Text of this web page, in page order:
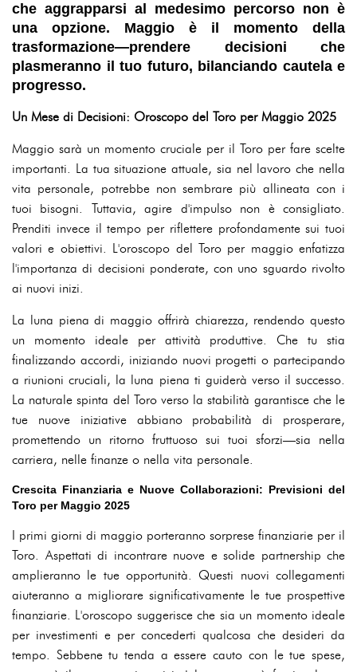
che aggrapparsi al medesimo percorso non è
una opzione. Maggio è il momento della
trasformazione—prendere decisioni che
plasmeranno il tuo futuro, bilanciando cautela e
progresso.
Un Mese di Decisioni: Oroscopo del Toro per Maggio 2025
Maggio sarà un momento cruciale per il Toro per fare scelte
importanti. La tua situazione attuale, sia nel lavoro che nella
vita personale, potrebbe non sembrare più allineata con i
tuoi bisogni. Tuttavia, agire d'impulso non è consigliato.
Prenditi invece il tempo per riflettere profondamente sui tuoi
valori e obiettivi. L'oroscopo del Toro per maggio enfatizza
l'importanza di decisioni ponderate, con uno sguardo rivolto
ai nuovi inizi.
La luna piena di maggio offrirà chiarezza, rendendo questo
un momento ideale per attività produttive. Che tu stia
finalizzando accordi, iniziando nuovi progetti o partecipando
a riunioni cruciali, la luna piena ti guiderà verso il successo.
La naturale spinta del Toro verso la stabilità garantisce che le
tue nuove iniziative abbiano probabilità di prosperare,
promettendo un ritorno fruttuoso sui tuoi sforzi—sia nella
carriera, nelle finanze o nella vita personale.
Crescita Finanziaria e Nuove Collaborazioni: Previsioni del
Toro per Maggio 2025
I primi giorni di maggio porteranno sorprese finanziarie per il
Toro. Aspettati di incontrare nuove e solide partnership che
amplieranno le tue opportunità. Questi nuovi collegamenti
aiuteranno a migliorare significativamente le tue prospettive
finanziarie. L'oroscopo suggerisce che sia un momento ideale
per investimenti e per concederti qualcosa che desideri da
tempo. Sebbene tu tenda a essere cauto con le tue spese,